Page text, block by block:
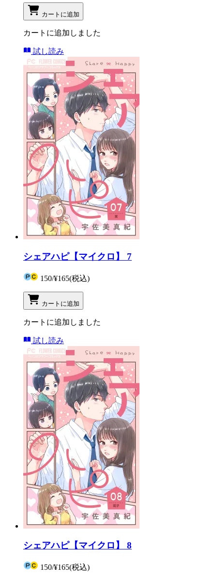
カートに追加
カートに追加しました
試し読み
シェアハピ【マイクロ】 7
150/¥165(税込)
カートに追加
カートに追加しました
試し読み
シェアハピ【マイクロ】 8
150/¥165(税込)